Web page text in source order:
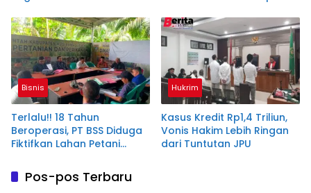
Terdakwa Dituntut 2,5
Tahun Penjara
Bisnis
Terlalu!! 18 Tahun
Beroperasi, PT BSS Diduga
Fiktifkan Lahan Petani
Hukrim
Kasus Kredit Rp1,4 Triliun,
Vonis Hakim Lebih Ringan
dari Tuntutan JPU
Pos-pos Terbaru